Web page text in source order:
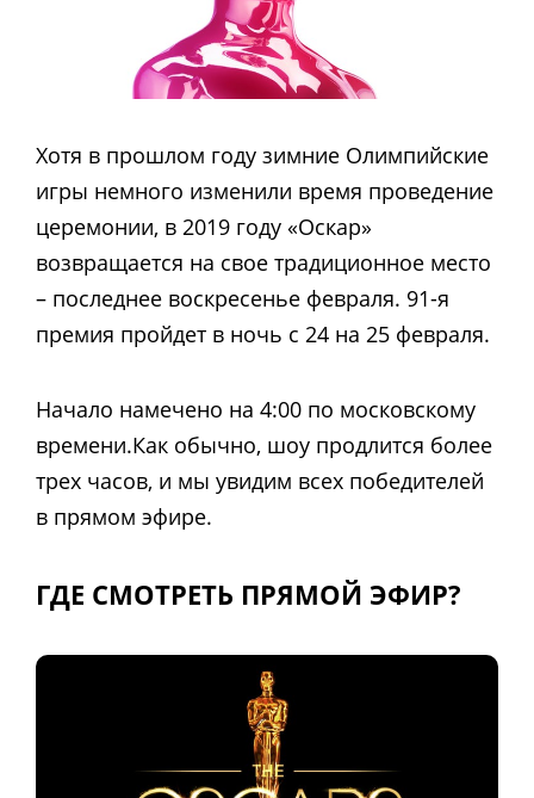
Хотя в прошлом году зимние Олимпийские
игры немного изменили время проведение
церемонии, в 2019 году «Оскар»
возвращается на свое традиционное место
– последнее воскресенье февраля. 91-я
премия пройдет в ночь с 24 на 25 февраля.
Начало намечено на 4:00 по московскому
времени.Как обычно, шоу продлится более
трех часов, и мы увидим всех победителей
в прямом эфире.
ГДЕ СМОТРЕТЬ ПРЯМОЙ ЭФИР?